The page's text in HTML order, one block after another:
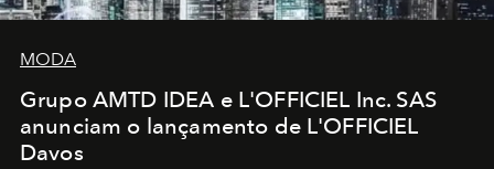
MODA
Grupo AMTD IDEA e L'OFFICIEL Inc. SAS
anunciam o lançamento de L'OFFICIEL
Davos